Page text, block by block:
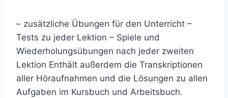
– zusätzliche Übungen für den Unterricht –
Tests zu jeder Lektion – Spiele und
Wiederholungsübungen nach jeder zweiten
Lektion Enthält außerdem die Transkriptionen
aller Höraufnahmen und die Lösungen zu allen
Aufgaben im Kursbuch und Arbeitsbuch.